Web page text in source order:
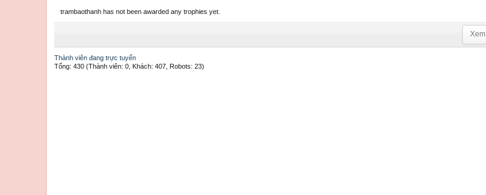
trambaothanh has not been awarded any trophies yet.
Thành viên đang trực tuyến
Tổng: 430 (Thành viên: 0, Khách: 407, Robots: 23)